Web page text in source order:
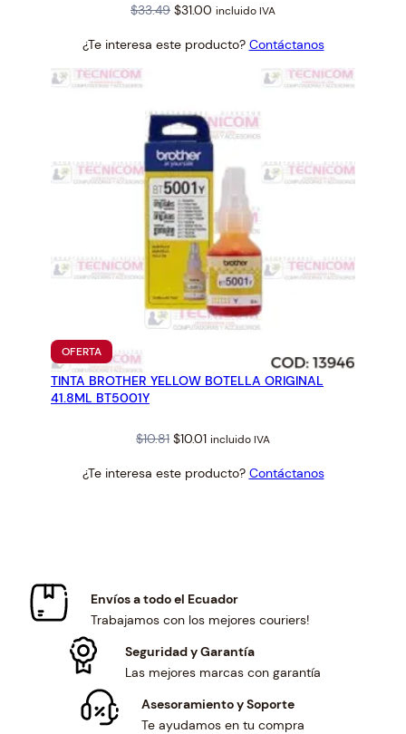
$33.49 Original
was:
$31.00 Current
is:
incluido IVA
¿Te interesa este producto? Contáctanos
OFERTAPRODUCTO
EN
OFERTA
TINTA BROTHER YELLOW BOTELLA ORIGINAL
41.8ML BT5001Y
$10.81 Original
was:
$10.01Current
is:
incluido IVA
¿Te interesa este producto? Contáctanos
Envíos a todo el Ecuador
Trabajamos con los mejores couriers!
Seguridad y Garantía
Las mejores marcas con garantía
Asesoramiento y Soporte
Te ayudamos en tu compra